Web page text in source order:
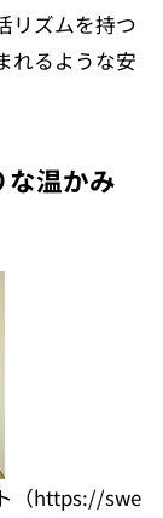
リズムを持つ
れるような安
な温かみ
（https://swe